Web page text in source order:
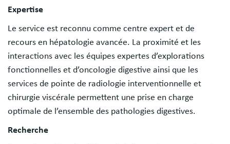
Expertise
Le service est reconnu comme centre expert et de
recours en hépatologie avancée. La proximité et les
interactions avec les équipes expertes d’explorations
fonctionnelles et d’oncologie digestive ainsi que les
services de pointe de radiologie interventionnelle et
chirurgie viscérale permettent une prise en charge
optimale de l’ensemble des pathologies digestives.
Recherche